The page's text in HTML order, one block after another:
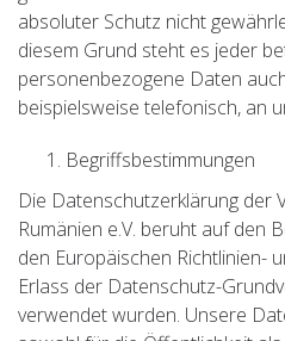
absoluter Schutz nicht
diesem Grund steht es jeder
personenbezogene Daten
beispielsweise telefonisch, an
Begriffsbestimmungen
Die Datenschutzerklärung der
Rumänien e.V. beruht auf den
den Europäischen Richtlinien-
Erlass der Datenschutz-
verwendet wurden. Unsere